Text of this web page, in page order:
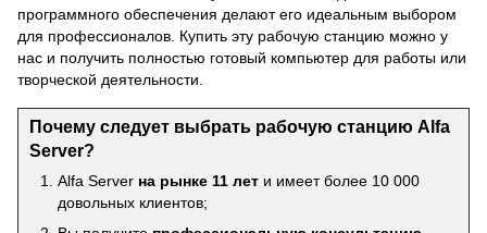
программного обеспечения делают его идеальным выбором
для профессионалов. Купить эту рабочую станцию можно у
нас и получить полностью готовый компьютер для работы или
творческой деятельности.
Почему следует выбрать рабочую станцию Alfa
Server?
Alfa Server на рынке 11 лет и имеет более 10 000
довольных клиентов;